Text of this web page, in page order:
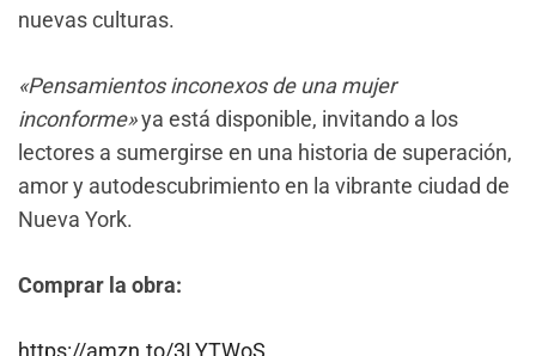
nuevas culturas.
«Pensamientos inconexos de una mujer
inconforme»ya está disponible, invitando a los
lectores a sumergirse en una historia de superación,
amor y autodescubrimiento en la vibrante ciudad de
Nueva York.
Comprar la obra:
https://amzn.to/3LYTWoS